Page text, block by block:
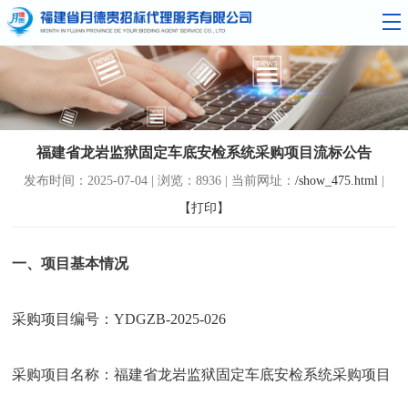
福建省龙岩监狱固定车底安检系统采购项目流标公告
发布时间：2025-07-04 | 浏览：8936 | 当前网址： /show_475.html
【打印】
一、项目基本情况
采购项目编号：YDGZB-2025-026
采购项目名称：福建省龙岩监狱固定车底安检系统采购项目